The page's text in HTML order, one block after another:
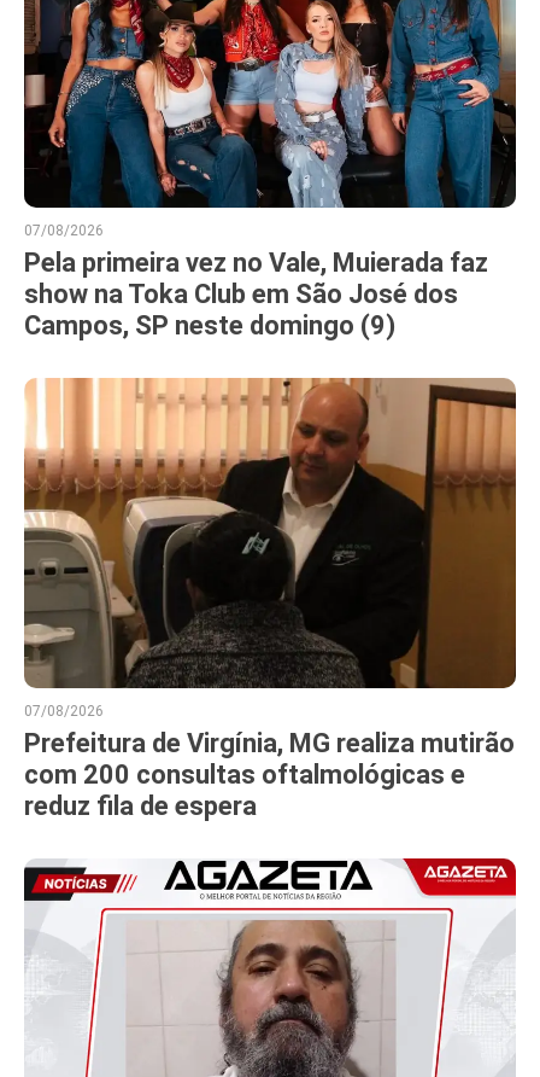
07/08/2026
Pela primeira vez no Vale, Muierada faz
show na Toka Club em São José dos
Campos, SP neste domingo (9)
07/08/2026
Prefeitura de Virgínia, MG realiza mutirão
com 200 consultas oftalmológicas e
reduz fila de espera